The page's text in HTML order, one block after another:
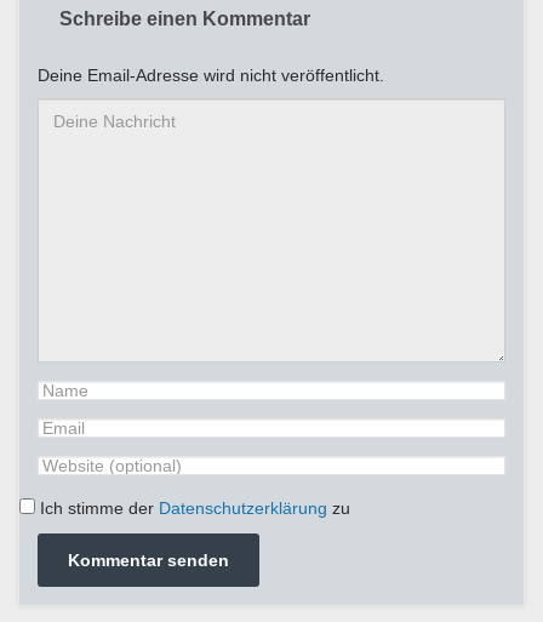
Schreibe einen Kommentar
Deine Email-Adresse wird nicht veröffentlicht.
Ich stimme der Datenschutzerklärung zu